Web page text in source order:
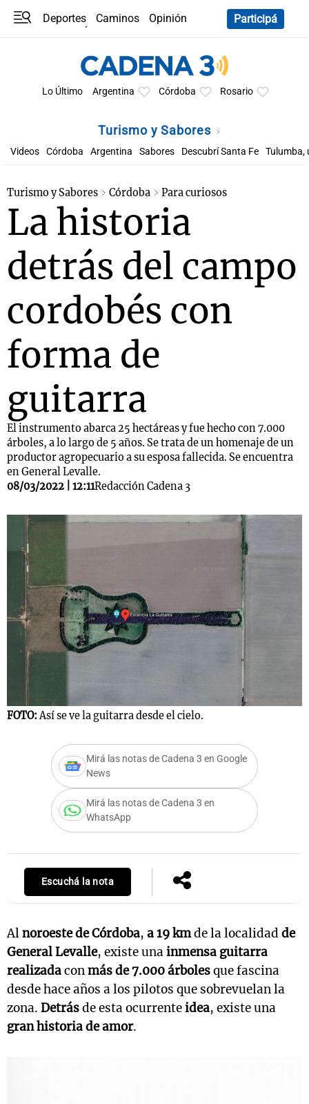
Deportes Caminos
Opinión
Participá
Lo Último Argentina Córdoba Rosario
Turismo y Sabores
Videos Córdoba Argentina Sabores Descubrí Santa Fe Tulumba,
Turismo y Sabores Córdoba Para curiosos
La historia
detrás del campo
cordobés con
forma de
guitarra
El instrumento abarca 25 hectáreas y fue hecho con 7.000
árboles, a lo largo de 5 años. Se trata de un homenaje de un
productor agropecuario a su esposa fallecida. Se encuentra
en General Levalle.
08/03/2022 | 12:11Redacción Cadena 3
FOTO: Así se ve la guitarra desde el cielo.
Mirá las notas de Cadena 3 en Google
News
Mirá las notas de Cadena 3 en
WhatsApp
Escuchá la nota
Alnoroeste de Córdoba, a 19 kmde la localidad de
General Levalle, existe unainmensa guitarra
realizadaconmás de 7.000 árbolesque fascina
desde hace años a los pilotos que sobrevuelan la
zona. Detrásde esta ocurrenteidea, existe una
gran historia de amor.
Mundial 2026
La Sole en